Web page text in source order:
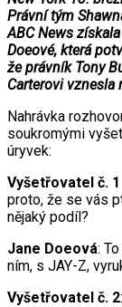
Právní tým
ABC News
Doeové, která
že právník Tony
Carterovi vznesla
Nahrávka
soukromými
úryvek:
Vyšetřovatel č. 1
proto, že se vás
nějaký podíl?
Jane Doeová:
ním, s JAY-Z,
Vyšetřovatel č. 2